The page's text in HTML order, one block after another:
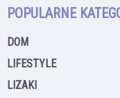
POPULARNE
DOM
LIFESTYLE
LIZAKI